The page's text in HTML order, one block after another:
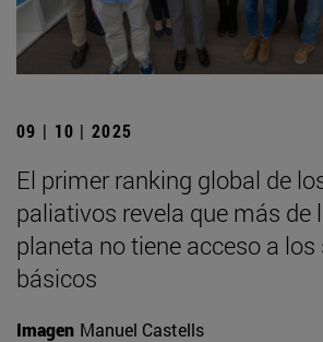
09 | 10 | 2025
El primer ranking global de
paliativos revela que más de
planeta no tiene acceso a
básicos
Imagen Manuel Castells